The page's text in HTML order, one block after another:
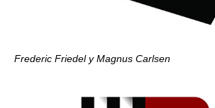
Frederic Friedel y Magnus Carlsen